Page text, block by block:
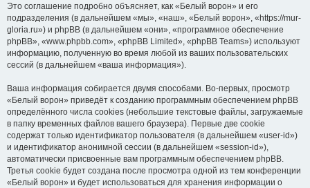
Это соглашение подробно объясняет, как «Белый ворон» и его
подразделения (в дальнейшем «мы», «наш», «Белый ворон», «https://mur-
gloria.ru») и phpBB (в дальнейшем «они», «программное обеспечение
phpBB», «www.phpbb.com», «phpBB Limited», «phpBB Teams») используют
информацию, полученную во время любой из ваших пользовательских
сессий (в дальнейшем «ваша информация»).
Ваша информация собирается двумя способами. Во-первых, просмотр
«Белый ворон» приведёт к созданию программным обеспечением phpBB
определённого числа cookies (небольшие текстовые файлы, загружаемые
в папку временных файлов вашего браузера). Первые две cookie
содержат только идентификатор пользователя (в дальнейшем «user-id»)
и идентификатор анонимной сессии (в дальнейшем «session-id»),
автоматически присвоенные вам программным обеспечением phpBB.
Третья cookie будет создана после просмотра одной из тем конференции
«Белый ворон» и будет использоваться для хранения информации о